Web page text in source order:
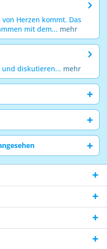
Herzen kommt. Das
mit dem... mehr
und diskutieren... mehr